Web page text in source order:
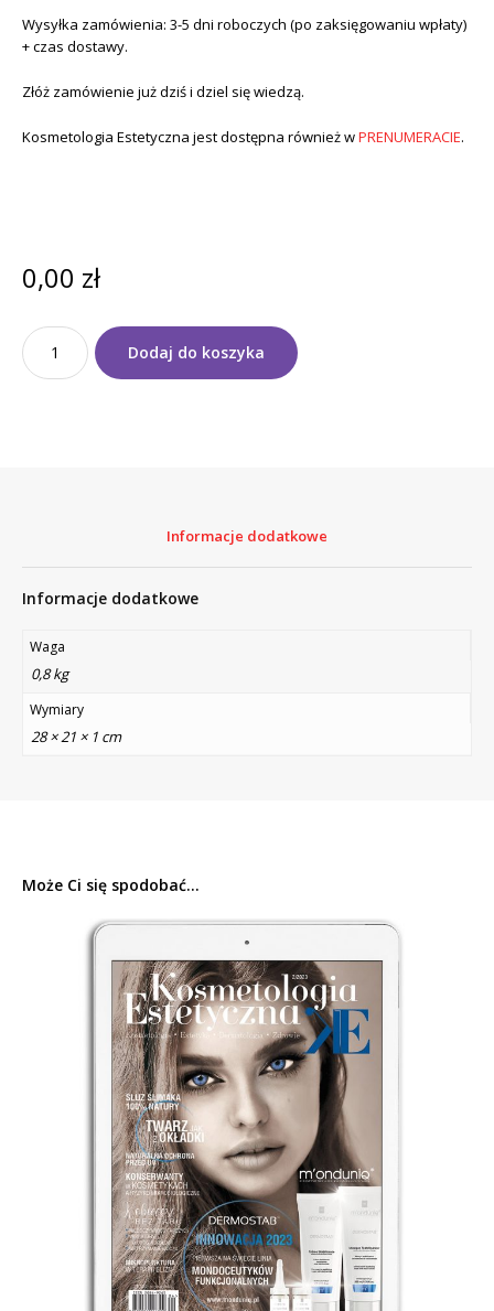
Wysyłka zamówienia: 3-5 dni roboczych (po zaksięgowaniu wpłaty)
+ czas dostawy.
Złóż zamówienie już dziś i dziel się wiedzą.
Kosmetologia Estetyczna jest dostępna również wPRENUMERACIE.
0,00 zł
ilość
RÓŻOWY
PAŹDZIERNIK
wersja
cyfrowa
Dodaj do koszyka
Informacje dodatkowe
Informacje dodatkowe
Waga
0,8 kg
Wymiary
28 × 21 × 1 cm
Może Ci się spodobać...